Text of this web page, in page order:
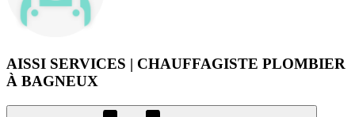
AISSI SERVICES | CHAUFFAGISTE PLOMBIER
À BAGNEUX